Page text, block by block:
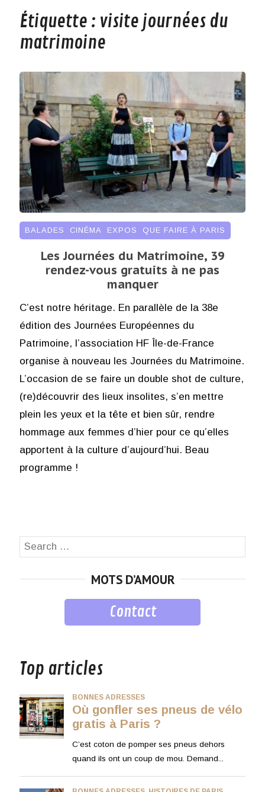
Étiquette : visite journées du
matrimoine
BALADES CINÉMA EXPOS QUE FAIRE À PARIS
Les Journées du Matrimoine, 39
rendez-vous gratuits à ne pas
manquer
C’est notre héritage. En parallèle de la 38e
édition des Journées Européennes du
Patrimoine, l’association HF Île-de-France
organise à nouveau les Journées du Matrimoine.
L’occasion de se faire un double shot de culture,
(re)découvrir des lieux insolites, s’en mettre
plein les yeux et la tête et bien sûr, rendre
hommage aux femmes d’hier pour ce qu’elles
apportent à la culture d’aujourd’hui. Beau
programme !
Search
MOTS D’AMOUR
Contact
Top articles